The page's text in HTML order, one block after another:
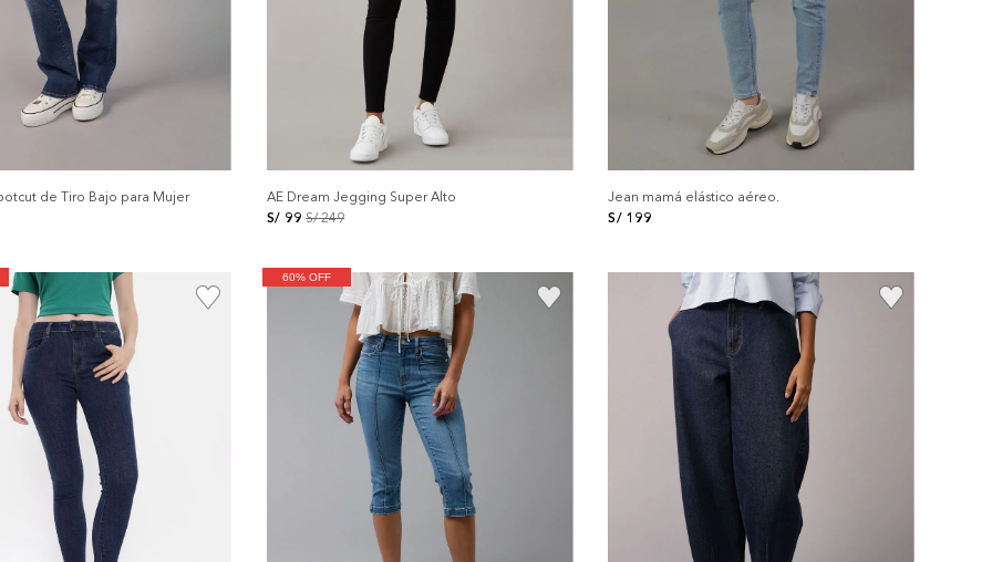
de Tiro Bajo para Mujer
AE Dream Jegging Super Alto
S/ 99 S/ 249
Jean mamá elástico aéreo.
S/ 199
60% OFF